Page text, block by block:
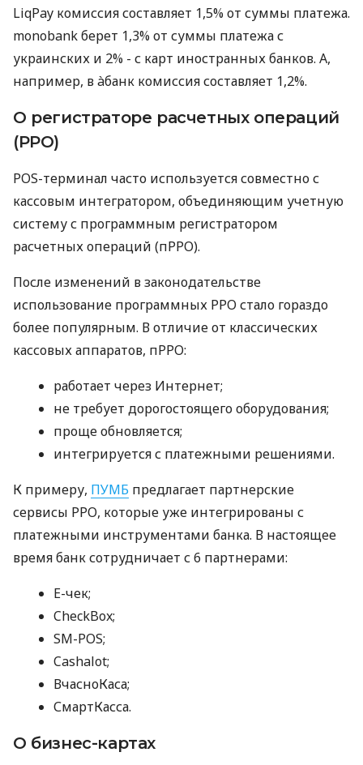
LiqPay комиссия составляет 1,5% от суммы платежа.
monobank берет 1,3% от суммы платежа с
украинских и 2% - с карт иностранных банков. А,
например, в àбанк комиссия составляет 1,2%.
О регистраторе расчетных операций
(РРО)
POS-терминал часто используется совместно с
кассовым интегратором, объединяющим учетную
систему с программным регистратором
расчетных операций (пРРО).
После изменений в законодательстве
использование программных РРО стало гораздо
более популярным. В отличие от классических
кассовых аппаратов, пРРО:
работает через Интернет;
не требует дорогостоящего оборудования;
проще обновляется;
интегрируется с платежными решениями.
К примеру, ПУМБ предлагает партнерские
сервисы РРО, которые уже интегрированы с
платежными инструментами банка. В настоящее
время банк сотрудничает с 6 партнерами:
E-чек;
CheckBox;
SM-POS;
Cashalot;
ВчасноКаса;
СмартКасса.
О бизнес-картах